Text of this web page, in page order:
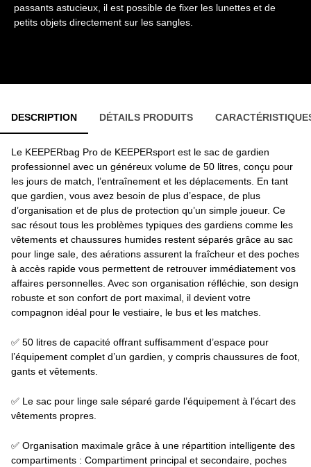
passants astucieux, il est possible de fixer les lunettes et de
petits objets directement sur les sangles.
DESCRIPTION DÉTAILS PRODUITS
Le KEEPERbag Pro de KEEPERsport est le sac de gardien
professionnel avec un généreux volume de 50 litres, conçu pour
les jours de match, l’entraînement et les déplacements. En tant
que gardien, vous avez besoin de plus d’espace, de plus
d’organisation et de plus de protection qu’un simple joueur. Ce
sac résout tous les problèmes typiques des gardiens comme les
vêtements et chaussures humides restent séparés grâce au sac
pour linge sale, des aérations assurent la fraîcheur et des poches
à accès rapide vous permettent de retrouver immédiatement vos
affaires personnelles. Avec son organisation réfléchie, son design
robuste et son confort de port maximal, il devient votre
compagnon idéal pour le vestiaire, le bus et les matches.
✅ 50 litres de capacité offrant suffisamment d’espace pour
l’équipement complet d’un gardien, y compris chaussures de foot,
gants et vêtements.
✅ Le sac pour linge sale séparé garde l’équipement à l’écart des
vêtements propres.
✅ Organisation maximale grâce à une répartition intelligente des
compartiments : Compartiment principal et secondaire, poches